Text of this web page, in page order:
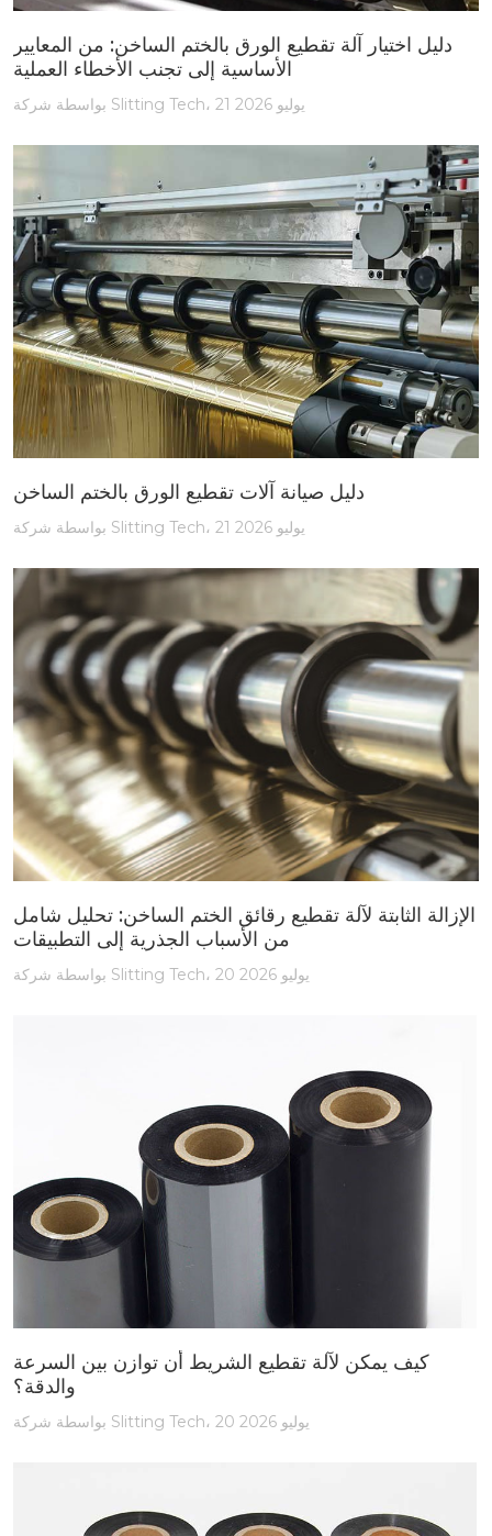
دليل اختيار آلة تقطيع الورق بالختم الساخن: من المعايير
الأساسية إلى تجنب الأخطاء العملية
بواسطة شركة Slitting Tech، 21 يوليو 2026
دليل صيانة آلات تقطيع الورق بالختم الساخن
بواسطة شركة Slitting Tech، 21 يوليو 2026
الإزالة الثابتة لآلة تقطيع رقائق الختم الساخن: تحليل شامل
من الأسباب الجذرية إلى التطبيقات
بواسطة شركة Slitting Tech، 20 يوليو 2026
كيف يمكن لآلة تقطيع الشريط أن توازن بين السرعة
والدقة؟
بواسطة شركة Slitting Tech، 20 يوليو 2026